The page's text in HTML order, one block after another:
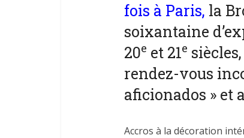
fois à Paris, la
soixantaine
20e et 21e
rendez-vous
aficionados » et
Accros à la décoration